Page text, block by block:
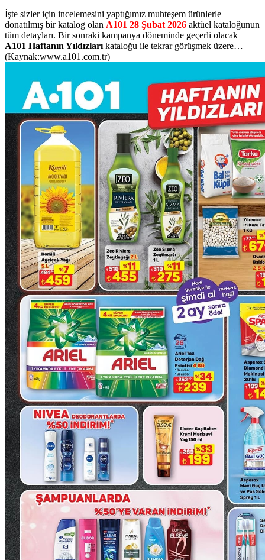
İşte sizler için incelemesini yaptığımız muhteşem ürünlerle
donatılmış bir katalog olan A101 28 Şubat 2026 aktüel kataloğunun
tüm detayları. Bir sonraki kampanya döneminde geçerli olacak
A101 Haftanın Yıldızlarıkataloğu ile tekrar görüşmek üzere…
(Kaynak:www.a101.com.tr)